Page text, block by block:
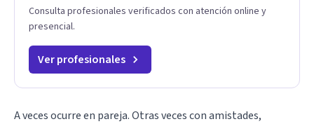
Consulta profesionales verificados con atención online y
presencial.
Ver profesionales
A veces ocurre en pareja. Otras veces con amistades,